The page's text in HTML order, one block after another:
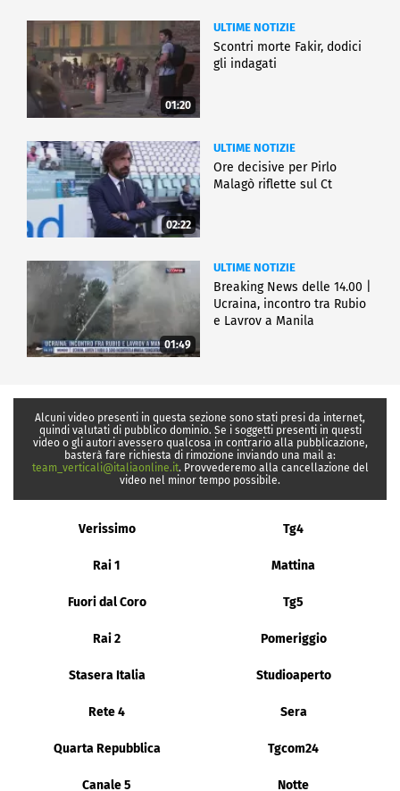
01:20
ULTIME NOTIZIE
Scontri morte Fakir, dodici
gli indagati
02:22
ULTIME NOTIZIE
Ore decisive per Pirlo
Malagò riflette sul Ct
01:49
ULTIME NOTIZIE
Breaking News delle 14.00 |
Ucraina, incontro tra Rubio
e Lavrov a Manila
Alcuni video presenti in questa sezione sono stati presi da internet,
quindi valutati di pubblico dominio. Se i soggetti presenti in questi
video o gli autori avessero qualcosa in contrario alla pubblicazione,
basterà fare richiesta di rimozione inviando una mail a:
team_verticali@italiaonline.it. Provvederemo alla cancellazione del
video nel minor tempo possibile.
Verissimo Tg4
Rai 1 Mattina
Fuori dal Coro Tg5
Rai 2 Pomeriggio
Stasera Italia Studioaperto
Rete 4 Sera
Quarta Repubblica Tgcom24
Canale 5 Notte